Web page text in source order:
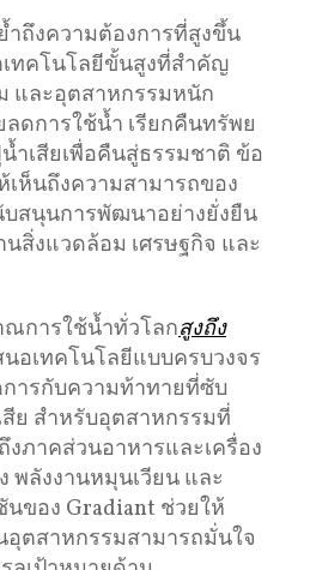
ำถึงความต้องการที่สูงขึ้น
ทคโนโลยีขั้นสูงที่สำคัญ
และอุตสาหกรรมหนัก
ดการใช้น้ำ เรียกคืนทรัพย
ำเสียเพื่อคืนสู่ธรรมชาติ ข้อ
เห็นถึงความสามารถของ
สนุนการพัฒนาอย่างยั่งยืน
สิ่งแวดล้อม เศรษฐกิจ และ
การใช้น้ำทั่วโลกสูงถึง
อเทคโนโลยีแบบครบวงจร
ารกับความท้าทายที่ซับ
ย สำหรับอุตสาหกรรมที่
ภาคส่วนอาหารและเครื่อง
พลังงานหมุนเวียน และ
ของ Gradiant ช่วยให้
ตสาหกรรมสามารถมั่นใจ